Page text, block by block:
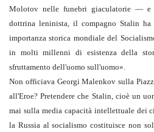
Molotov nelle funebri giaculatorie — e
dottrina leninista, il compagno Stalin
importanza storica mondiale del
in molti millenni di esistenza della
sfruttamento dell'uomo sull'uomo».
Non officiava Georgi Malenkov sulla
all'Eroe? Pretendere che Stalin, cioè un
mai sulla media capacità intellettuale dei
la Russia al socialismo costituisce non